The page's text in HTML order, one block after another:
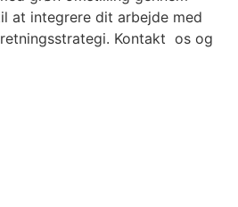
at integrere dit arbejde med
Kontakt os og